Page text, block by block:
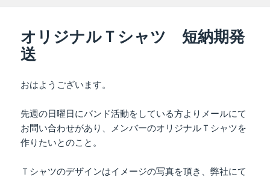
ー
オリジナルＴシャツ 短納期発
送
おはようございます。
先週の日曜日にバンド活動をしている方よりメールにて
お問い合わせがあり、メンバーのオリジナルＴシャツを
作りたいとのこと。
Ｔシャツのデザインはイメージの写真を頂き、弊社にて